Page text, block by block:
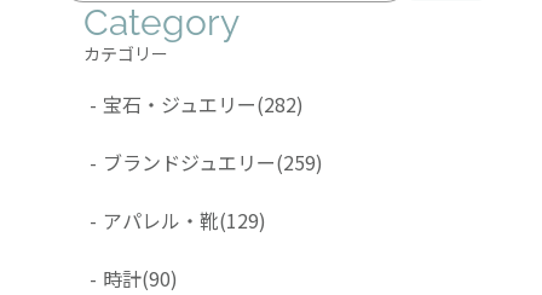
Category
カテゴリー
- 宝石・ジュエリー(282)
- ブランドジュエリー(259)
- アパレル・靴(129)
- 時計(90)